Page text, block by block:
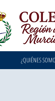
¿QUIÉNES